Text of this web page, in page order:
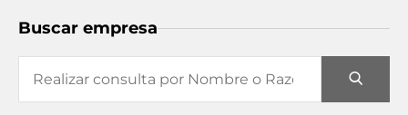
Buscar empresa